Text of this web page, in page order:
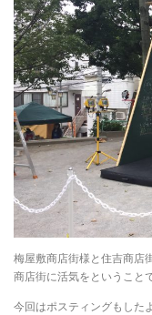
梅屋敷商店街様と住吉商店
商店街に活気をということ
今回はポスティングもした